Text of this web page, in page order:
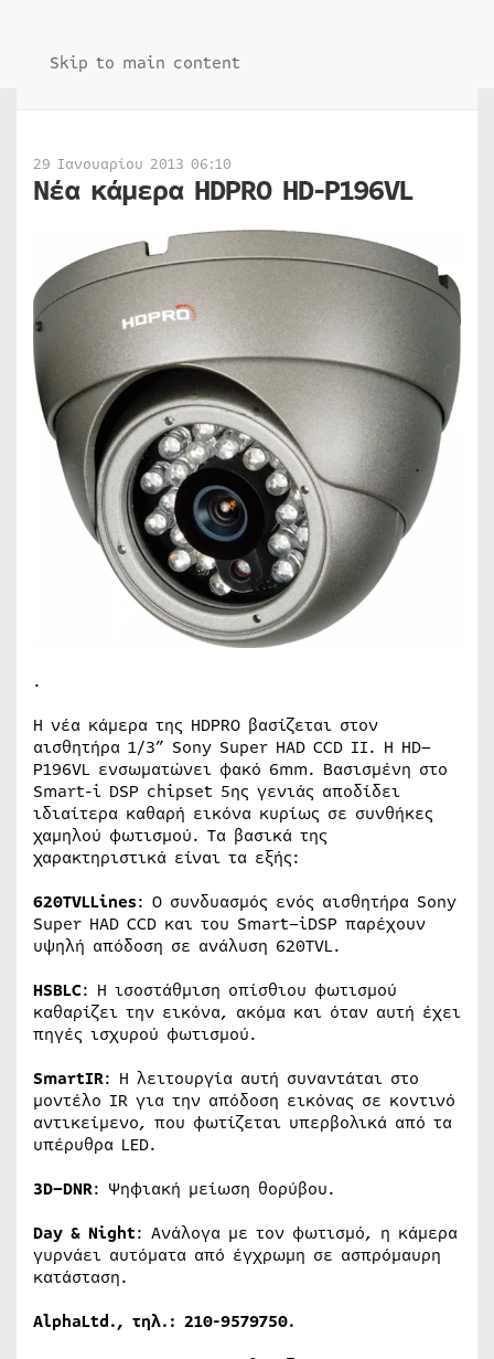
Skip to main content
29 Ιανουαρίου 2013 06:10
Νέα κάμερα HDPRO HD-P196VL
.
Η νέα κάμερα της HDPRO βασίζεται στον
αισθητήρα 1/3” Sony Super HAD CCD II. Η HD–
P196VL ενσωματώνει φακό 6mm. Βασισμένη στο
Smart-i DSP chipset 5ης γενιάς αποδίδει
ιδιαίτερα καθαρή εικόνα κυρίως σε συνθήκες
χαμηλού φωτισμού. Τα βασικά της
χαρακτηριστικά είναι τα εξής:
620TVLLines: Ο συνδυασμός ενός αισθητήρα Sony
Super HAD CCD και του Smart–iDSP παρέχουν
υψηλή απόδοση σε ανάλυση 620TVL.
HSBLC: Η ισοστάθμιση οπίσθιου φωτισμού
καθαρίζει την εικόνα, ακόμα και όταν αυτή έχει
πηγές ισχυρού φωτισμού.
SmartIR: Η λειτουργία αυτή συναντάται στο
μοντέλο IR για την απόδοση εικόνας σε κοντινό
αντικείμενο, που φωτίζεται υπερβολικά από τα
υπέρυθρα LED.
3D–DNR: Ψηφιακή μείωση θορύβου.
Day & Night: Ανάλογα με τον φωτισμό, η κάμερα
γυρνάει αυτόματα από έγχρωμη σε ασπρόμαυρη
κατάσταση.
AlphaLtd., τηλ.: 210-9579750.